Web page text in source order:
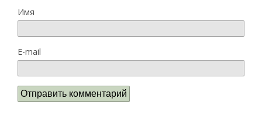
Имя
E-mail